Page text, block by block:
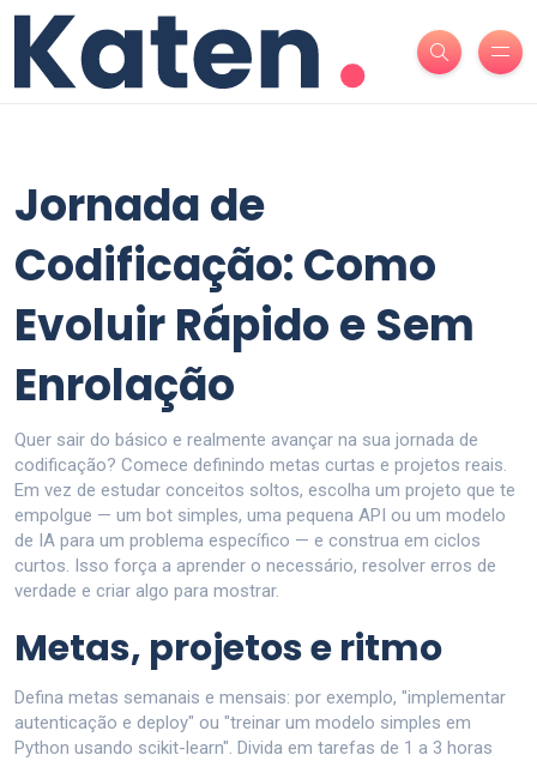
Jornada de
Codificação: Como
Evoluir Rápido e Sem
Enrolação
Quer sair do básico e realmente avançar na sua jornada de
codificação? Comece definindo metas curtas e projetos reais.
Em vez de estudar conceitos soltos, escolha um projeto que te
empolgue — um bot simples, uma pequena API ou um modelo
de IA para um problema específico — e construa em ciclos
curtos. Isso força a aprender o necessário, resolver erros de
verdade e criar algo para mostrar.
Metas, projetos e ritmo
Defina metas semanais e mensais: por exemplo, "implementar
autenticação e deploy" ou "treinar um modelo simples em
Python usando scikit-learn". Divida em tarefas de 1 a 3 horas